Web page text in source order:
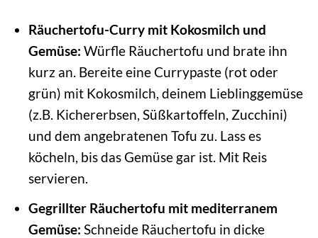
Räuchertofu-Curry mit Kokosmilch und
Gemüse: Würfle Räuchertofu und brate ihn
kurz an. Bereite eine Currypaste (rot oder
grün) mit Kokosmilch, deinem Lieblinggemüse
(z.B. Kichererbsen, Süßkartoffeln, Zucchini)
und dem angebratenen Tofu zu. Lass es
köcheln, bis das Gemüse gar ist. Mit Reis
servieren.
Gegrillter Räuchertofu mit mediterranem
Gemüse: Schneide Räuchertofu in dicke